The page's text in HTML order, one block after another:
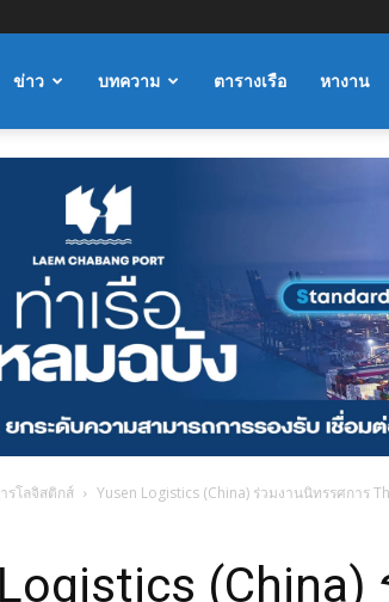
ข่าว บทความ ตารางเรือ หางาน
รโลจิสติกส์ Yusen Logistics (China) ร่วมงานนิทรรศการ
(China)